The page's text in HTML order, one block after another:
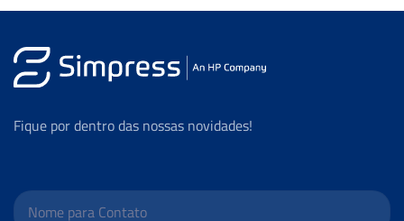
Fique por dentro das nossas novidades!